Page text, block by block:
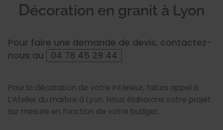
Décoration en granit à Lyon
Pour faire une demande de devis, contactez-
nous au
04 78 45 29 44
Pour la décoration de votre intérieur, faites appel à
L’Atelier du marbre à Lyon. Nous élaborons votre projet
sur mesure en fonction de votre budget.